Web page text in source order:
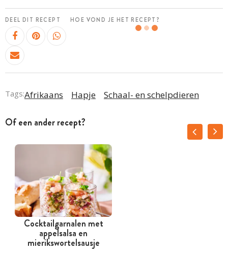
DEEL DIT RECEPT HOE VOND JE HET RECEPT?
Tags:Afrikaans Hapje Schaal- en schelpdieren
Of een ander recept?
Cocktailgarnalen met
appelsalsa en
mierikswortelsausje